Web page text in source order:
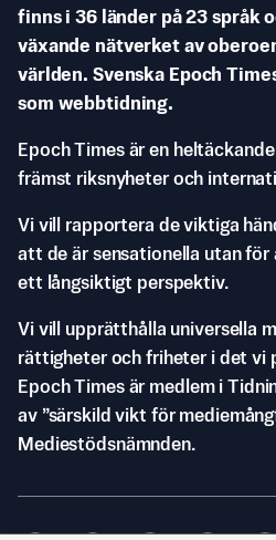
finns i 36 länder på 23 språk
växande nätverket av
världen. Svenska Epoch
som webbtidning.
Epoch Times är en
främst riksnyheter och
Vi vill rapportera de viktiga
att de är sensationella utan
ett långsiktigt perspektiv.
Vi vill upprätthålla universella
rättigheter och friheter i det vi
Epoch Times är medlem i
av ”särskild vikt för
Mediestödsnämnden.